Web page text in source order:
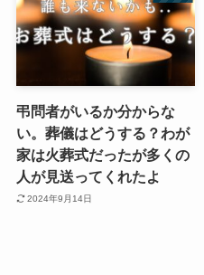
弔問者がいるか分からな
い。葬儀はどうする？わが
家は火葬式だったが多くの
人が見送ってくれたよ
2024年9月14日